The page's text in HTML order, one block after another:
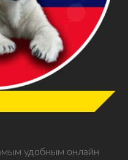
удобным онлайн